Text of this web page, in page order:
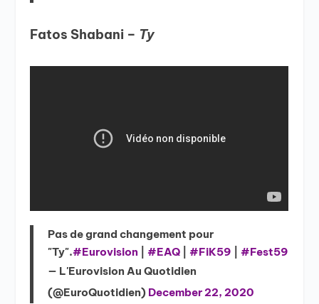
Fatos Shabani – Ty
Pas de grand changement pour
"Ty".#Eurovision |#EAQ |#FiK59 |#Fest59
— L'Eurovision Au Quotidien
(@EuroQuotidien) December 22, 2020